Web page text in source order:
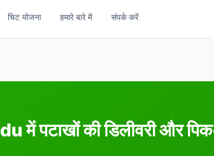
चिट योजना हमारे बारे में संपर्क करें
में पटाखों की डिलीवरी और